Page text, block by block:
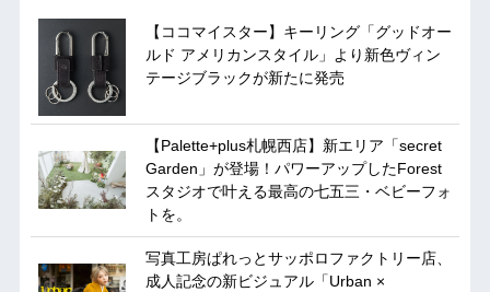
【ココマイスター】キーリング「グッドオー
ルド アメリカンスタイル」より新色ヴィン
テージブラックが新たに発売
【Palette+plus札幌西店】新エリア「secret
Garden」が登場！パワーアップしたForest
スタジオで叶える最高の七五三・ベビーフォ
トを。
写真工房ぱれっとサッポロファクトリー店、
成人記念の新ビジュアル「Urban ×